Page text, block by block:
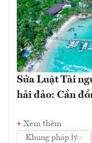
Sửa Luật Tài
hải đảo: Cần
Xem thêm
Khung pháp lý